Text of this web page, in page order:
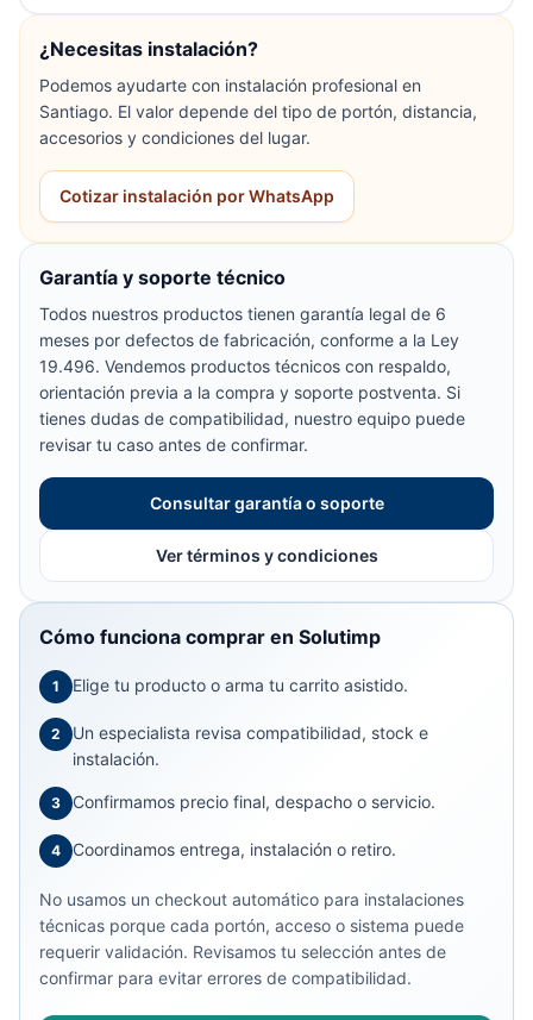
¿Necesitas instalación?
Podemos ayudarte con instalación profesional en
Santiago. El valor depende del tipo de portón, distancia,
accesorios y condiciones del lugar.
Cotizar instalación por WhatsApp
Garantía y soporte técnico
Todos nuestros productos tienen garantía legal de 6
meses por defectos de fabricación, conforme a la Ley
19.496. Vendemos productos técnicos con respaldo,
orientación previa a la compra y soporte postventa. Si
tienes dudas de compatibilidad, nuestro equipo puede
revisar tu caso antes de confirmar.
Consultar garantía o soporte
Ver términos y condiciones
Cómo funciona comprar en Solutimp
1 Elige tu producto o arma tu carrito asistido.
2
Un especialista revisa compatibilidad, stock e
instalación.
3 Confirmamos precio final, despacho o servicio.
4 Coordinamos entrega, instalación o retiro.
No usamos un checkout automático para instalaciones
técnicas porque cada portón, acceso o sistema puede
requerir validación. Revisamos tu selección antes de
confirmar para evitar errores de compatibilidad.